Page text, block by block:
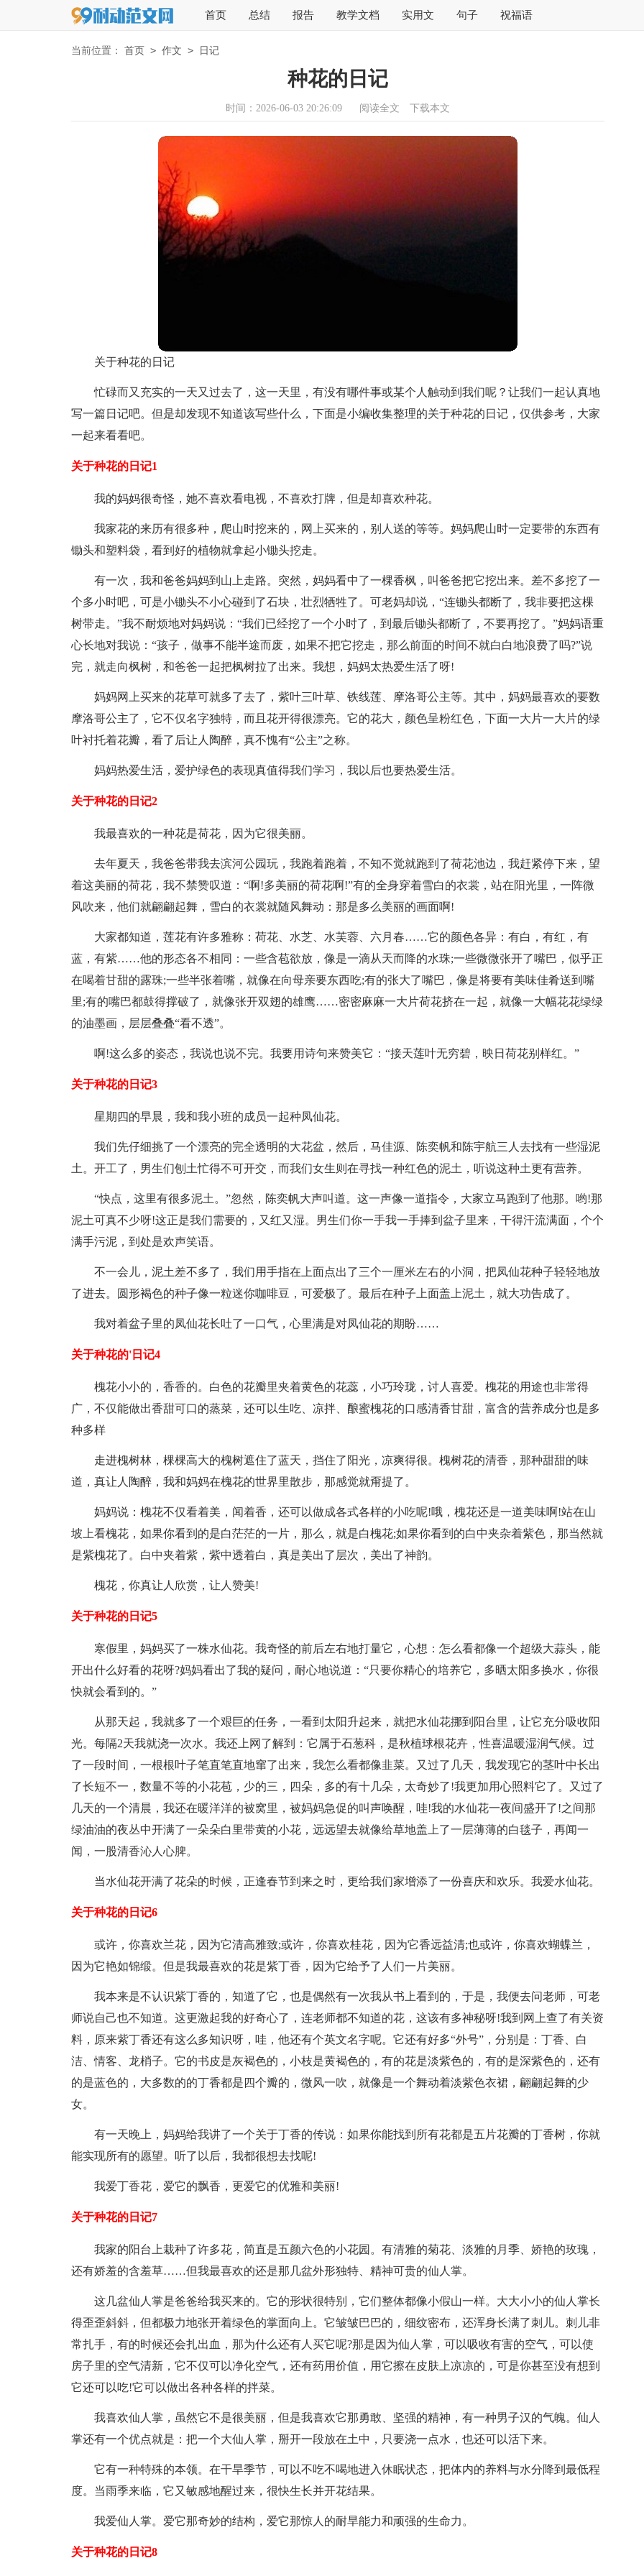
首页 总结 报告 教学文档 实用文 句子 祝福语
当前位置： 首页 > 作文 > 日记
种花的日记
时间：2026-06-03 20:26:09 阅读全文 下载本文
关于种花的日记
忙碌而又充实的一天又过去了，这一天里，有没有哪件事或某个人触动到我们呢？让我们一起认真地
写一篇日记吧。但是却发现不知道该写些什么，下面是小编收集整理的关于种花的日记，仅供参考，大家
一起来看看吧。
关于种花的日记1
我的妈妈很奇怪，她不喜欢看电视，不喜欢打牌，但是却喜欢种花。
我家花的来历有很多种，爬山时挖来的，网上买来的，别人送的等等。妈妈爬山时一定要带的东西有
锄头和塑料袋，看到好的植物就拿起小锄头挖走。
有一次，我和爸爸妈妈到山上走路。突然，妈妈看中了一棵香枫，叫爸爸把它挖出来。差不多挖了一
个多小时吧，可是小锄头不小心碰到了石块，壮烈牺牲了。可老妈却说，“连锄头都断了，我非要把这棵
树带走。”我不耐烦地对妈妈说：“我们已经挖了一个小时了，到最后锄头都断了，不要再挖了。”妈妈语重
心长地对我说：“孩子，做事不能半途而废，如果不把它挖走，那么前面的时间不就白白地浪费了吗?”说
完，就走向枫树，和爸爸一起把枫树拉了出来。我想，妈妈太热爱生活了呀!
妈妈网上买来的花草可就多了去了，紫叶三叶草、铁线莲、摩洛哥公主等。其中，妈妈最喜欢的要数
摩洛哥公主了，它不仅名字独特，而且花开得很漂亮。它的花大，颜色呈粉红色，下面一大片一大片的绿
叶衬托着花瓣，看了后让人陶醉，真不愧有“公主”之称。
妈妈热爱生活，爱护绿色的表现真值得我们学习，我以后也要热爱生活。
关于种花的日记2
我最喜欢的一种花是荷花，因为它很美丽。
去年夏天，我爸爸带我去滨河公园玩，我跑着跑着，不知不觉就跑到了荷花池边，我赶紧停下来，望
着这美丽的荷花，我不禁赞叹道：“啊!多美丽的荷花啊!”有的全身穿着雪白的衣裳，站在阳光里，一阵微
风吹来，他们就翩翩起舞，雪白的衣裳就随风舞动：那是多么美丽的画面啊!
大家都知道，莲花有许多雅称：荷花、水芝、水芙蓉、六月春……它的颜色各异：有白，有红，有
蓝，有紫……他的形态各不相同：一些含苞欲放，像是一滴从天而降的水珠;一些微微张开了嘴巴，似乎正
在喝着甘甜的露珠;一些半张着嘴，就像在向母亲要东西吃;有的张大了嘴巴，像是将要有美味佳肴送到嘴
里;有的嘴巴都鼓得撑破了，就像张开双翅的雄鹰……密密麻麻一大片荷花挤在一起，就像一大幅花花绿绿
的油墨画，层层叠叠“看不透”。
啊!这么多的姿态，我说也说不完。我要用诗句来赞美它：“接天莲叶无穷碧，映日荷花别样红。”
关于种花的日记3
星期四的早晨，我和我小班的成员一起种凤仙花。
我们先仔细挑了一个漂亮的完全透明的大花盆，然后，马佳源、陈奕帆和陈宇航三人去找有一些湿泥
土。开工了，男生们刨土忙得不可开交，而我们女生则在寻找一种红色的泥土，听说这种土更有营养。
“快点，这里有很多泥土。”忽然，陈奕帆大声叫道。这一声像一道指令，大家立马跑到了他那。哟!那
泥土可真不少呀!这正是我们需要的，又红又湿。男生们你一手我一手捧到盆子里来，干得汗流满面，个个
满手污泥，到处是欢声笑语。
不一会儿，泥土差不多了，我们用手指在上面点出了三个一厘米左右的小洞，把凤仙花种子轻轻地放
了进去。圆形褐色的种子像一粒迷你咖啡豆，可爱极了。最后在种子上面盖上泥土，就大功告成了。
我对着盆子里的凤仙花长吐了一口气，心里满是对凤仙花的期盼……
关于种花的'日记4
槐花小小的，香香的。白色的花瓣里夹着黄色的花蕊，小巧玲珑，讨人喜爱。槐花的用途也非常得
广，不仅能做出香甜可口的蒸菜，还可以生吃、凉拌、酿蜜槐花的口感清香甘甜，富含的营养成分也是多
种多样
走进槐树林，棵棵高大的槐树遮住了蓝天，挡住了阳光，凉爽得很。槐树花的清香，那种甜甜的味
道，真让人陶醉，我和妈妈在槐花的世界里散步，那感觉就甭提了。
妈妈说：槐花不仅看着美，闻着香，还可以做成各式各样的小吃呢!哦，槐花还是一道美味啊!站在山
坡上看槐花，如果你看到的是白茫茫的一片，那么，就是白槐花;如果你看到的白中夹杂着紫色，那当然就
是紫槐花了。白中夹着紫，紫中透着白，真是美出了层次，美出了神韵。
槐花，你真让人欣赏，让人赞美!
关于种花的日记5
寒假里，妈妈买了一株水仙花。我奇怪的前后左右地打量它，心想：怎么看都像一个超级大蒜头，能
开出什么好看的花呀?妈妈看出了我的疑问，耐心地说道：“只要你精心的培养它，多晒太阳多换水，你很
快就会看到的。”
从那天起，我就多了一个艰巨的任务，一看到太阳升起来，就把水仙花挪到阳台里，让它充分吸收阳
光。每隔2天我就浇一次水。我还上网了解到：它属于石葱科，是秋植球根花卉，性喜温暖湿润气候。过
了一段时间，一根根叶子笔直笔直地窜了出来，我怎么看都像韭菜。又过了几天，我发现它的茎叶中长出
了长短不一，数量不等的小花苞，少的三，四朵，多的有十几朵，太奇妙了!我更加用心照料它了。又过了
几天的一个清晨，我还在暖洋洋的被窝里，被妈妈急促的叫声唤醒，哇!我的水仙花一夜间盛开了!之间那
绿油油的夜丛中开满了一朵朵白里带黄的小花，远远望去就像给草地盖上了一层薄薄的白毯子，再闻一
闻，一股清香沁人心脾。
当水仙花开满了花朵的时候，正逢春节到来之时，更给我们家增添了一份喜庆和欢乐。我爱水仙花。
关于种花的日记6
或许，你喜欢兰花，因为它清高雅致;或许，你喜欢桂花，因为它香远益清;也或许，你喜欢蝴蝶兰，
因为它艳如锦缎。但是我最喜欢的花是紫丁香，因为它给予了人们一片美丽。
我本来是不认识紫丁香的，知道了它，也是偶然有一次我从书上看到的，于是，我便去问老师，可老
师说自己也不知道。这更激起我的好奇心了，连老师都不知道的花，这该有多神秘呀!我到网上查了有关资
料，原来紫丁香还有这么多知识呀，哇，他还有个英文名字呢。它还有好多“外号”，分别是：丁香、白
洁、情客、龙梢子。它的书皮是灰褐色的，小枝是黄褐色的，有的花是淡紫色的，有的是深紫色的，还有
的是蓝色的，大多数的的丁香都是四个瓣的，微风一吹，就像是一个舞动着淡紫色衣裙，翩翩起舞的少
女。
有一天晚上，妈妈给我讲了一个关于丁香的传说：如果你能找到所有花都是五片花瓣的丁香树，你就
能实现所有的愿望。听了以后，我都很想去找呢!
我爱丁香花，爱它的飘香，更爱它的优雅和美丽!
关于种花的日记7
我家的阳台上栽种了许多花，简直是五颜六色的小花园。有清雅的菊花、淡雅的月季、娇艳的玫瑰，
还有娇羞的含羞草……但我最喜欢的还是那几盆外形独特、精神可贵的仙人掌。
这几盆仙人掌是爸爸给我买来的。它的形状很特别，它们整体都像小假山一样。大大小小的仙人掌长
得歪歪斜斜，但都极力地张开着绿色的掌面向上。它皱皱巴巴的，细纹密布，还浑身长满了刺儿。刺儿非
常扎手，有的时候还会扎出血，那为什么还有人买它呢?那是因为仙人掌，可以吸收有害的空气，可以使
房子里的空气清新，它不仅可以净化空气，还有药用价值，用它擦在皮肤上凉凉的，可是你甚至没有想到
它还可以吃!它可以做出各种各样的拌菜。
我喜欢仙人掌，虽然它不是很美丽，但是我喜欢它那勇敢、坚强的精神，有一种男子汉的气魄。仙人
掌还有一个优点就是：把一个大仙人掌，掰开一段放在土中，只要浇一点水，也还可以活下来。
它有一种特殊的本领。在干旱季节，可以不吃不喝地进入休眠状态，把体内的养料与水分降到最低程
度。当雨季来临，它又敏感地醒过来，很快生长并开花结果。
我爱仙人掌。爱它那奇妙的结构，爱它那惊人的耐旱能力和顽强的生命力。
关于种花的日记8